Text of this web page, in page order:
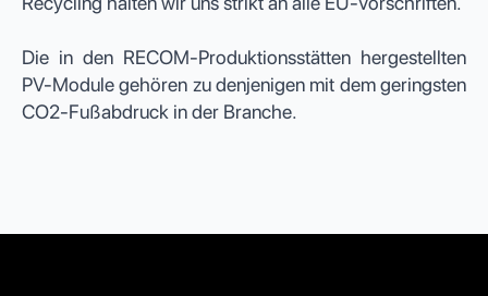
Die in den RECOM-Produktionsstätten hergestellten
PV-Module gehören zu denjenigen mit dem geringsten
CO2-Fußabdruck in der Branche.